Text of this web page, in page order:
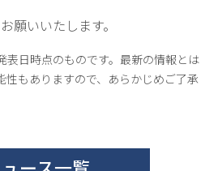
願いいたします。
表日時点のものです。最新の情報とは
性もありますので、あらかじめご了承